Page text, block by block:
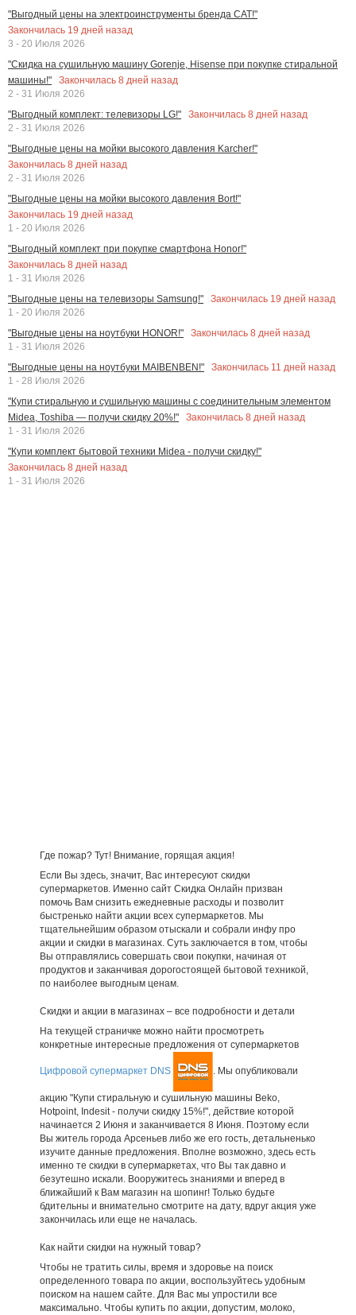
"Выгодный цены на электроинструменты бренда CAT!"
Закончилась 19 дней назад
3 - 20 Июля 2026
"Скидка на сушильную машину Gorenje, Hisense при покупке стиральной
машины!"
Закончилась 8 дней назад
2 - 31 Июля 2026
"Выгодный комплект: телевизоры LG!"
Закончилась 8 дней назад
2 - 31 Июля 2026
"Выгодные цены на мойки высокого давления Karcher!"
Закончилась 8 дней назад
2 - 31 Июля 2026
"Выгодные цены на мойки высокого давления Bort!"
Закончилась 19 дней назад
1 - 20 Июля 2026
"Выгодный комплект при покупке смартфона Honor!"
Закончилась 8 дней назад
1 - 31 Июля 2026
"Выгодные цены на телевизоры Samsung!"
Закончилась 19 дней назад
1 - 20 Июля 2026
"Выгодные цены на ноутбуки HONOR!"
Закончилась 8 дней назад
1 - 31 Июля 2026
"Выгодные цены на ноутбуки MAIBENBEN!"
Закончилась 11 дней назад
1 - 28 Июля 2026
"Купи стиральную и сушильную машины с соединительным элементом
Midea, Toshiba — получи скидку 20%!"
Закончилась 8 дней назад
1 - 31 Июля 2026
"Купи комплект бытовой техники Midea - получи скидку!"
Закончилась 8 дней назад
1 - 31 Июля 2026
Где пожар? Тут! Внимание, горящая акция!
Если Вы здесь, значит, Вас интересуют скидки
супермаркетов. Именно сайт Скидка Онлайн призван
помочь Вам снизить ежедневные расходы и позволит
быстренько найти акции всех супермаркетов. Мы
тщательнейшим образом отыскали и собрали инфу про
акции и скидки в магазинах. Суть заключается в том, чтобы
Вы отправлялись совершать свои покупки, начиная от
продуктов и заканчивая дорогостоящей бытовой техникой,
по наиболее выгодным ценам.
Скидки и акции в магазинах – все подробности и детали
На текущей страничке можно найти просмотреть
конкретные интересные предложения от супермаркетов
Цифровой супермаркет DNS . Мы опубликовали
акцию "Купи стиральную и сушильную машины Beko,
Hotpoint, Indesit - получи скидку 15%!", действие которой
начинается 2 Июня и заканчивается 8 Июня. Поэтому если
Вы житель города Арсеньев либо же его гость, детальненько
изучите данные предложения. Вполне возможно, здесь есть
именно те скидки в супермаркетах, что Вы так давно и
безутешно искали. Вооружитесь знаниями и вперед в
ближайший к Вам магазин на шопинг! Только будьте
бдительны и внимательно смотрите на дату, вдруг акция уже
закончилась или еще не началась.
Как найти скидки на нужный товар?
Чтобы не тратить силы, время и здоровье на поиск
определенного товара по акции, воспользуйтесь удобным
поиском на нашем сайте. Для Вас мы упростили все
максимально. Чтобы купить по акции, допустим, молоко,